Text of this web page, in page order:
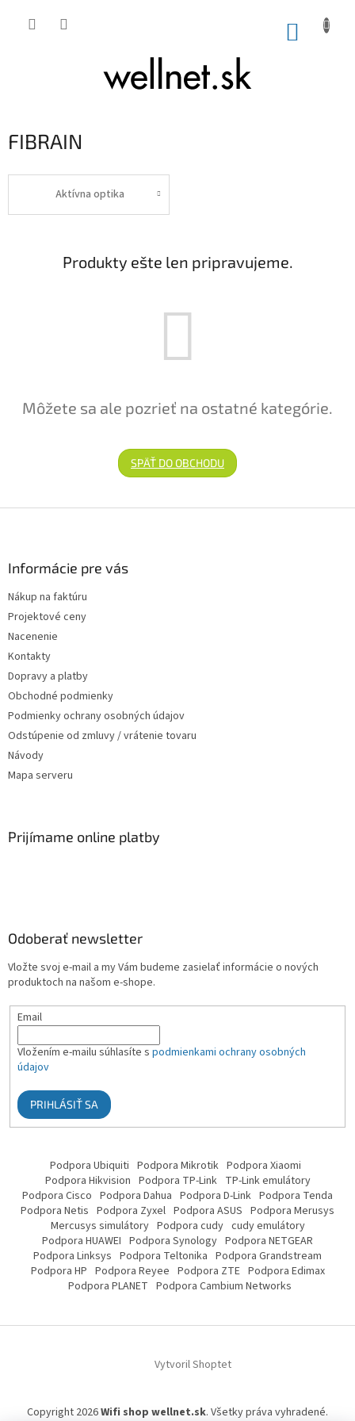
FIBRAIN
Aktívna optika
Produkty ešte len pripravujeme.
Môžete sa ale pozrieť na ostatné kategórie.
SPÄŤ DO OBCHODU
Informácie pre vás
Nákup na faktúru
Projektové ceny
Nacenenie
Kontakty
Dopravy a platby
Obchodné podmienky
Podmienky ochrany osobných údajov
Odstúpenie od zmluvy / vrátenie tovaru
Návody
Mapa serveru
Prijímame online platby
Odoberať newsletter
Vložte svoj e-mail a my Vám budeme zasielať informácie o nových
produktoch na našom e-shope.
Email
Vložením e-mailu súhlasíte s podmienkami ochrany osobných
údajov
PRIHLÁSIŤ SA
Podpora Ubiquiti Podpora Mikrotik Podpora Xiaomi
Podpora Hikvision Podpora TP-Link TP-Link emulátory
Podpora Cisco Podpora Dahua Podpora D-Link Podpora Tenda
Podpora Netis Podpora Zyxel Podpora ASUS Podpora Merusys
Mercusys simulátory Podpora cudy cudy emulátory
Podpora HUAWEI Podpora Synology Podpora NETGEAR
Podpora Linksys Podpora Teltonika Podpora Grandstream
Podpora HP Podpora Reyee Podpora ZTE Podpora Edimax
Podpora PLANET Podpora Cambium Networks
Vytvoril Shoptet
Copyright 2026Wifi shop wellnet.sk. Všetky práva vyhradené.